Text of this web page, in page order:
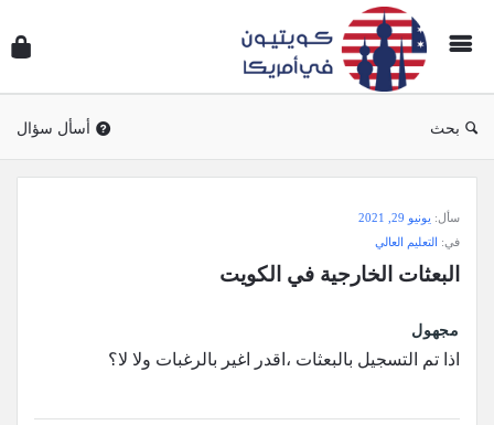
بحث أسأل سؤال
وجواب
أمريكا
الاحدث
سأل: يونيو 29, 2021
في: التعليم العالي
البعثات الخارجية في الكويت
مجهول
اذا تم التسجيل بالبعثات ،اقدر اغير بالرغبات ولا لا؟